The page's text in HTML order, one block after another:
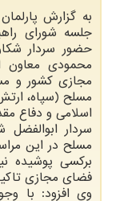
به گزارش
جلسه شورای
حضور سردار
محمودی معاون
مجازی کشور و
مسلح (سپاه،
اسلامی و دفاع
سردار
مسلح در این
برکسی پوشیده
فضای مجازی
وی افزود: با